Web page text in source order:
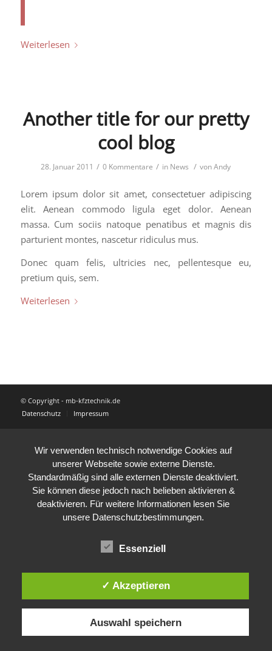
Weiterlesen
Another title for our pretty
cool blog
28. Januar 2011 / 0 Kommentare / in News / vonAndy
Lorem ipsum dolor sit amet, consectetuer adipiscing
elit. Aenean commodo ligula eget dolor. Aenean
massa. Cum sociis natoque penatibus et magnis dis
parturient montes, nascetur ridiculus mus.
Donec quam felis, ultricies nec, pellentesque eu,
pretium quis, sem.
Weiterlesen
© Copyright - mb-kfztechnik.de
Datenschutz
Impressum
Wir verwenden technisch notwendige Cookies auf
unserer Webseite sowie externe Dienste.
Standardmäßig sind alle externen Dienste deaktiviert.
Sie können diese jedoch nach belieben aktivieren &
deaktivieren. Für weitere Informationen lesen Sie
unsere Datenschutzbestimmungen.
Essenziell
✓ Akzeptieren
Auswahl speichern